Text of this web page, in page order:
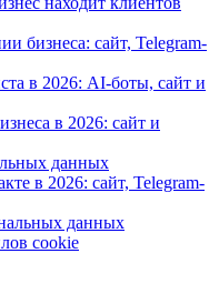
бизнеса: сайт, Telegram-
в 2026: AI-боты, сайт и
в 2026: сайт и
данных
в 2026: сайт, Telegram-
данных
cookie